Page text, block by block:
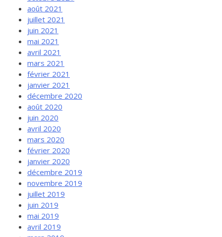
août 2021
juillet 2021
juin 2021
mai 2021
avril 2021
mars 2021
février 2021
janvier 2021
décembre 2020
août 2020
juin 2020
avril 2020
mars 2020
février 2020
janvier 2020
décembre 2019
novembre 2019
juillet 2019
juin 2019
mai 2019
avril 2019